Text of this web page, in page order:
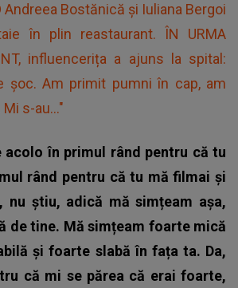
Andreea Bostănică și Iuliana Bergoi
în plin reastaurant. ÎN URMA
influencerița a ajuns la spital:
șoc. Am primit pumni în cap, am
s-au..."
acolo în primul rând pentru că tu
rând pentru că tu mă filmai și
nu știu, adică mă simțeam așa,
de tine. Mă simțeam foarte mică
și foarte slabă în fața ta. Da,
că mi se părea că erai foarte,